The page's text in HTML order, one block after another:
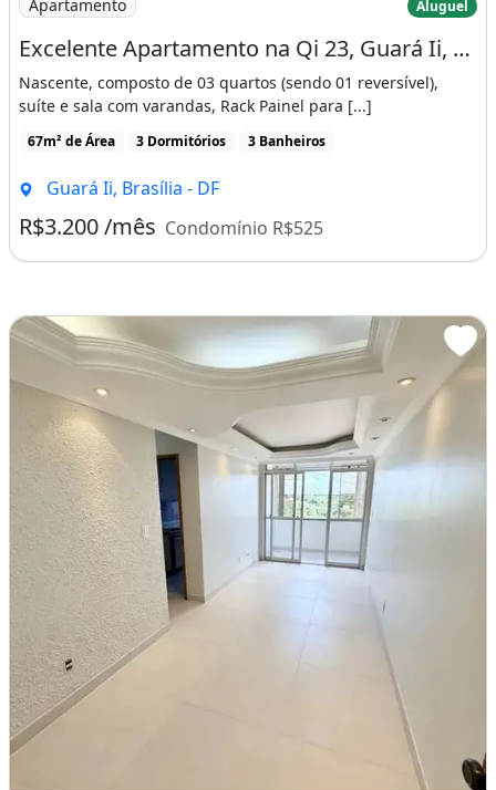
Apartamento Aluguel
Excelente Apartamento na Qi 23, Guará Ii, Localização Privilegiada
Nascente, composto de 03 quartos (sendo 01 reversível),
suíte e sala com varandas, Rack Painel para [...]
67m² de Área 3 Dormitórios 3 Banheiros
Guará Ii, Brasília - DF
R$3.200 /mês Condomínio R$525